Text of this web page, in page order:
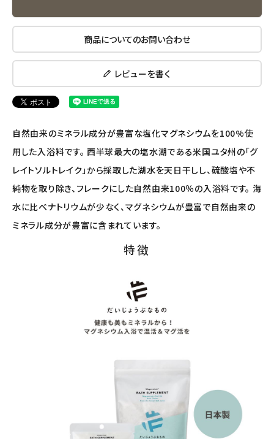
アルマウィン
アルモニベルツ
コラム・スタッフのおすすめ
ご利用ガイド等
アカウント情報
商品についてのお問い合わせ
レビューを書く
自然由来のミネラル成分が豊富な塩化マグネシウムを100%使
用した入浴料です。 西半球最大の塩水湖である米国ユタ州の「グ
レイトソルトレイク」から採取した湖水を天日干しし、硫酸塩や不
純物を取り除き、フレークにした自然由来100％の入浴料です。 海
水に比べナトリウムが少なく、マグネシウムが豊富で自然由来の
ミネラル成分が豊富に含まれています。
特徴